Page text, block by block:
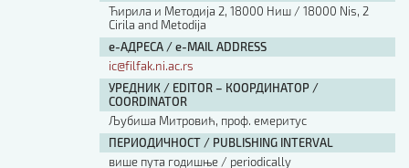
Етички кодекс
ПРЕТРАГА ИЗДАЊА
Наслов или део наслова
Ћирила и Методија 2, 18000 Ниш / 18000 Nis, 2
Cirila and Metodija
е-АДРЕСА / e-MAIL ADDRESS
ic@filfak.ni.ac.rs
УРЕДНИК / EDITOR – КООРДИНАТОР /
COORDINATOR
Љубиша Митровић, проф. емеритус
ПЕРИОДИЧНОСТ / PUBLISHING INTERVAL
више пута годишње / periodically